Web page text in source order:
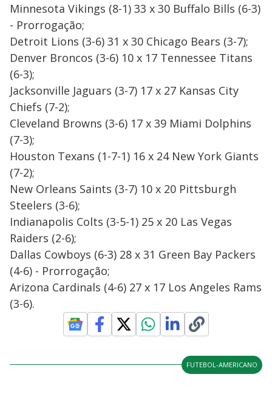
Minnesota Vikings (8-1) 33 x 30 Buffalo Bills (6-3)
- Prorrogação;
Detroit Lions (3-6) 31 x 30 Chicago Bears (3-7);
Denver Broncos (3-6) 10 x 17 Tennessee Titans
(6-3);
Jacksonville Jaguars (3-7) 17 x 27 Kansas City
Chiefs (7-2);
Cleveland Browns (3-6) 17 x 39 Miami Dolphins
(7-3);
Houston Texans (1-7-1) 16 x 24 New York Giants
(7-2);
New Orleans Saints (3-7) 10 x 20 Pittsburgh
Steelers (3-6);
Indianapolis Colts (3-5-1) 25 x 20 Las Vegas
Raiders (2-6);
Dallas Cowboys (6-3) 28 x 31 Green Bay Packers
(4-6) - Prorrogação;
Arizona Cardinals (4-6) 27 x 17 Los Angeles Rams
(3-6).
FUTEBOL-AMERICANO